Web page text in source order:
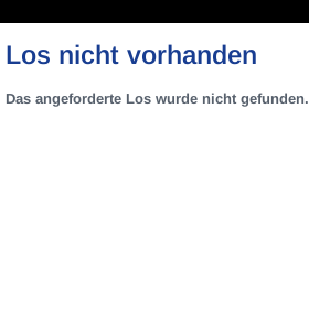
Los nicht vorhanden
Das angeforderte Los wurde nicht gefunden.